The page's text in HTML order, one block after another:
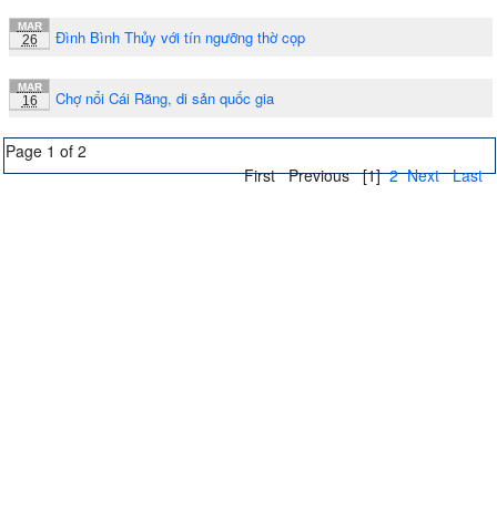
MAR
26 Đình Bình Thủy với tín ngưỡng thờ cọp
MAR
16 Chợ nổi Cái Răng, di sản quốc gia
Page 1 of 2
First Previous [1] 2 Next Last